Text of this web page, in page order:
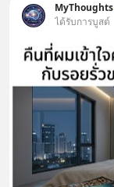
MyThoughts
ได้รับการบูสต์